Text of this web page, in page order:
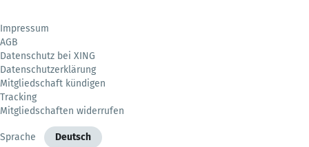
Impressum
AGB
Datenschutz bei XING
Datenschutzerklärung
Mitgliedschaft kündigen
Tracking
Mitgliedschaften widerrufen
Sprache Deutsch